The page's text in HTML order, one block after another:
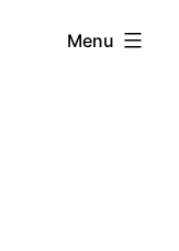
Menu